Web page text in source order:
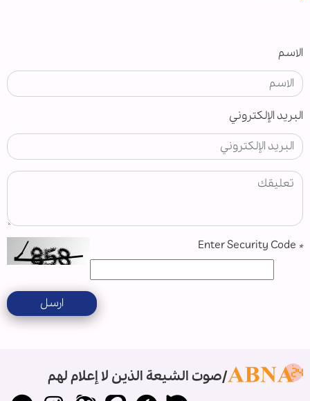
الاسم
البريد الإلكتروني
*
ارسل
صوت الشيعة الذين لا إعلام لهم